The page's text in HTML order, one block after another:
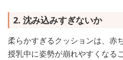
2. 沈み込みすぎないか
柔らかすぎるクッションは、赤
授乳中に姿勢が崩れやすくなる